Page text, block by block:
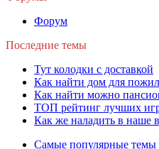
Форум
Последние темы
Тут колодки с доставкой
Как найти дом для
Как найти можно
ТОП рейтинг лучших
Как же наладить в наше
Самые популярные темы